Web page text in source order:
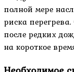
полной мере
риска
после редких
на короткое